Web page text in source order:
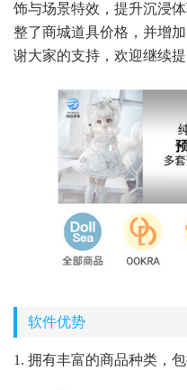
饰与场景特效，提升沉浸
整了商城道具价格，并增
谢大家的支持，欢迎继续提
软件优势
1. 拥有丰富的商品种类，